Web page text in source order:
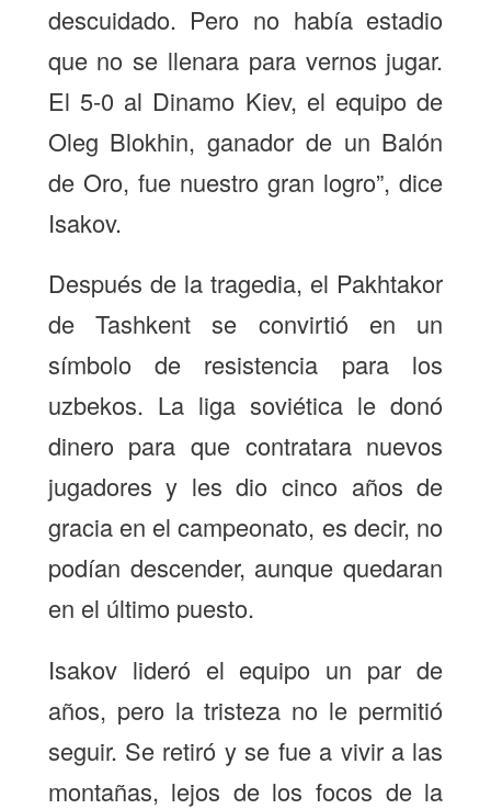
descuidado. Pero no había estadio
que no se llenara para vernos jugar.
El 5-0 al Dinamo Kiev, el equipo de
Oleg Blokhin, ganador de un Balón
de Oro, fue nuestro gran logro”, dice
Isakov.
Después de la tragedia, el Pakhtakor
de Tashkent se convirtió en un
símbolo de resistencia para los
uzbekos. La liga soviética le donó
dinero para que contratara nuevos
jugadores y les dio cinco años de
gracia en el campeonato, es decir, no
podían descender, aunque quedaran
en el último puesto.
Isakov lideró el equipo un par de
años, pero la tristeza no le permitió
seguir. Se retiró y se fue a vivir a las
montañas, lejos de los focos de la